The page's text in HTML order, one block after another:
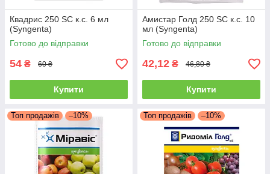
Квадрис 250 SC к.с. 6 мл
(Syngenta)
Готово до відправки
54 ₴ 60 ₴
Купити
Амистар Голд 250 SC к.с. 10
мл (Syngenta)
Готово до відправки
42,12 ₴ 46,80 ₴
Купити
Топ продажів –10% Топ продажів –10%